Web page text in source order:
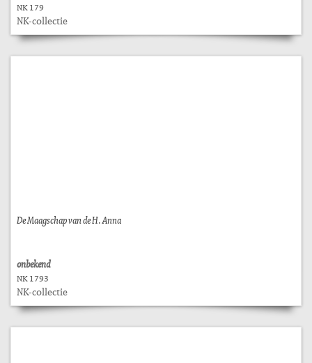
NK 179
NK-collectie
De Maagschap van de H. Anna
onbekend
NK 1793
NK-collectie